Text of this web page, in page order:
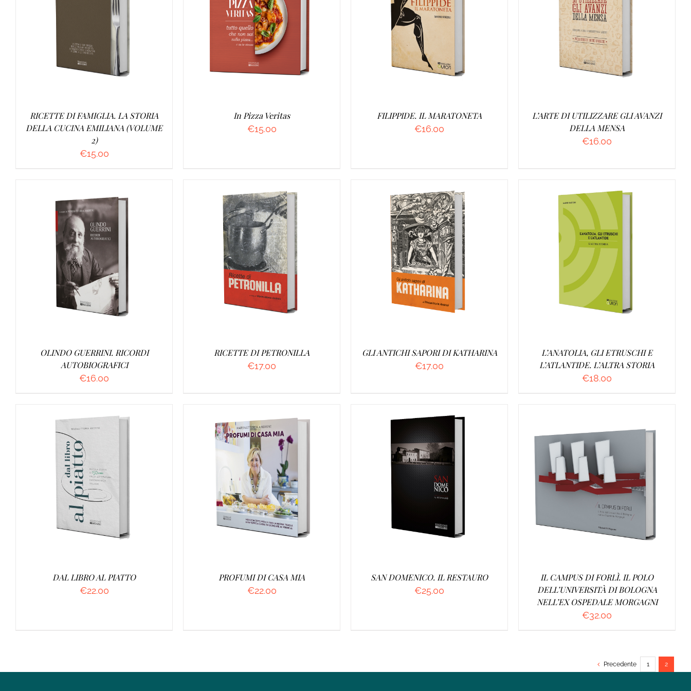
AGGIUNGI AL CARRELLO
RICETTE DI FAMIGLIA. LA STORIA
DELLA CUCINA EMILIANA (VOLUME
2)
€15.00
AGGIUNGI AL CARRELLO
DETTAGLI
In Pizza Veritas
€15.00
AGGIUNGI AL CARRELLO
DETTAGLI
FILIPPIDE. IL MARATONETA
€16.00
AGGIUNGI AL CARRELLO
DETTAGLI
L’ARTE DI UTILIZZARE GLI AVANZI
DELLA MENSA
€16.00
AGGIUNGI AL CARRELLO
DETTAGLI
OLINDO GUERRINI. RICORDI
AUTOBIOGRAFICI
€16.00
DETTAGLI
RICETTE DI PETRONILLA
€17.00
AGGIUNGI AL CARRELLO
DETTAGLI
GLI ANTICHI SAPORI DI KATHARINA
€17.00
AGGIUNGI AL CARRELLO
DETTAGLI
L’ANATOLIA, GLI ETRUSCHI E
L’ATLANTIDE. L’ALTRA STORIA
€18.00
AGGIUNGI AL CARRELLO
DETTAGLI
DAL LIBRO AL PIATTO
€22.00
AGGIUNGI AL CARRELLO
DETTAGLI
PROFUMI DI CASA MIA
€22.00
AGGIUNGI AL CARRELLO
DETTAGLI
SAN DOMENICO. IL RESTAURO
€25.00
AGGIUNGI AL CARRELLO
/
DETTAGLI
IL CAMPUS DI FORLÌ. IL POLO
DELL’UNIVERSITÀ DI BOLOGNA
NELL’EX OSPEDALE MORGAGNI
€32.00
Precedente 1 2